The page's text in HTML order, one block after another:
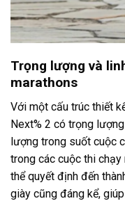
Trọng lượng và
marathons
Với một cấu trúc thiết
Next% 2 có trọng
lượng trong suốt cuộc
trong các cuộc thi
thể quyết định đến
giày cũng đáng kể,